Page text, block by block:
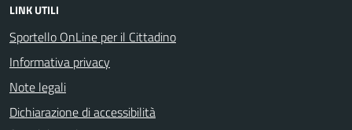
LINK UTILI
Sportello OnLine per il Cittadino
Informativa privacy
Note legali
Dichiarazione di accessibilità